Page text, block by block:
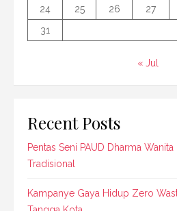
24
25 26 27
31
« Jul
Recent Posts
Pentas Seni PAUD Dharma
Tradisional
Kampanye Gaya Hidup Zero